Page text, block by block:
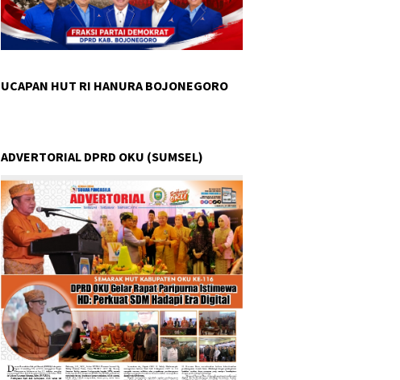
UCAPAN HUT RI HANURA BOJONEGORO
ADVERTORIAL DPRD OKU (SUMSEL)